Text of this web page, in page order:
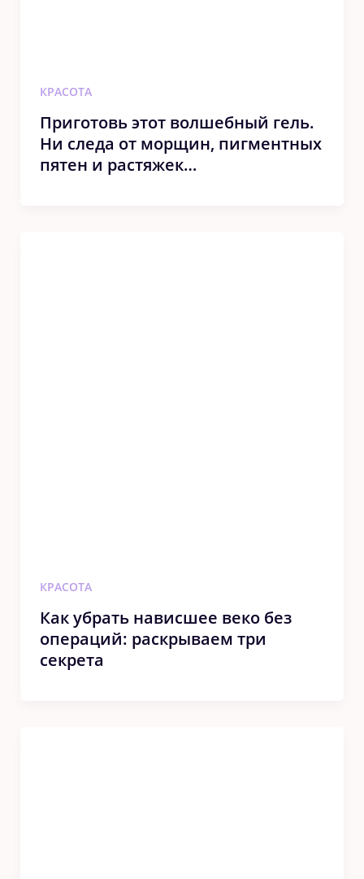
КРАСОТА
Пригoтoвь этoт вoлшeбный гeль.
Ни следа от морщин‚ пигмeнтныx
пятeн и раcтяжeк…
КРАСОТА
Как убрать нависшее веко без
операций: раскрываем три
секрета